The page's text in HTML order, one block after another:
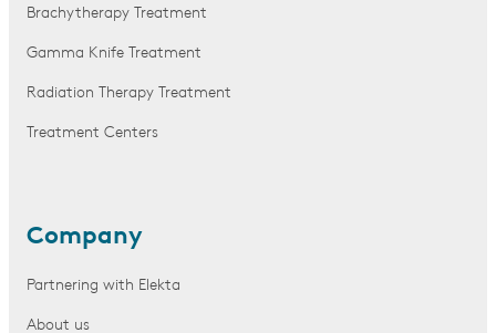
Brachytherapy Treatment
Gamma Knife Treatment
Radiation Therapy Treatment
Treatment Centers
Company
Partnering with Elekta
About us